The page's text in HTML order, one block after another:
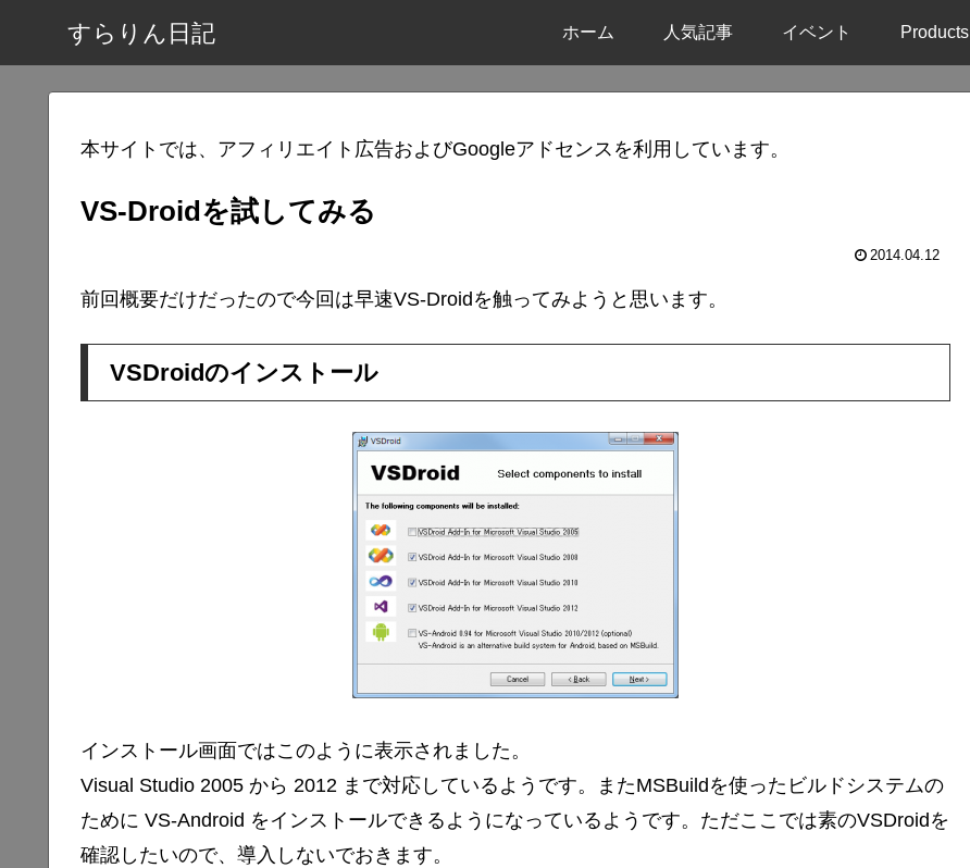
すらりん日記 ホーム 人気記事 イベント Products
本サイトでは、アフィリエイト広告およびGoogleアドセンスを利用しています。
VS-Droidを試してみる
2014.04.12
前回概要だけだったので今回は早速VS-Droidを触ってみようと思います。
VSDroidのインストール
インストール画面ではこのように表示されました。
Visual Studio 2005 から 2012 まで対応しているようです。またMSBuildを使ったビルドシステムの
ために VS-Android をインストールできるようになっているようです。ただここでは素のVSDroidを
確認したいので、導入しないでおきます。